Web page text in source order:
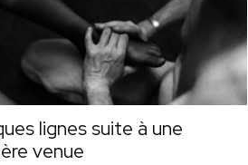
lignes suite à une
venue